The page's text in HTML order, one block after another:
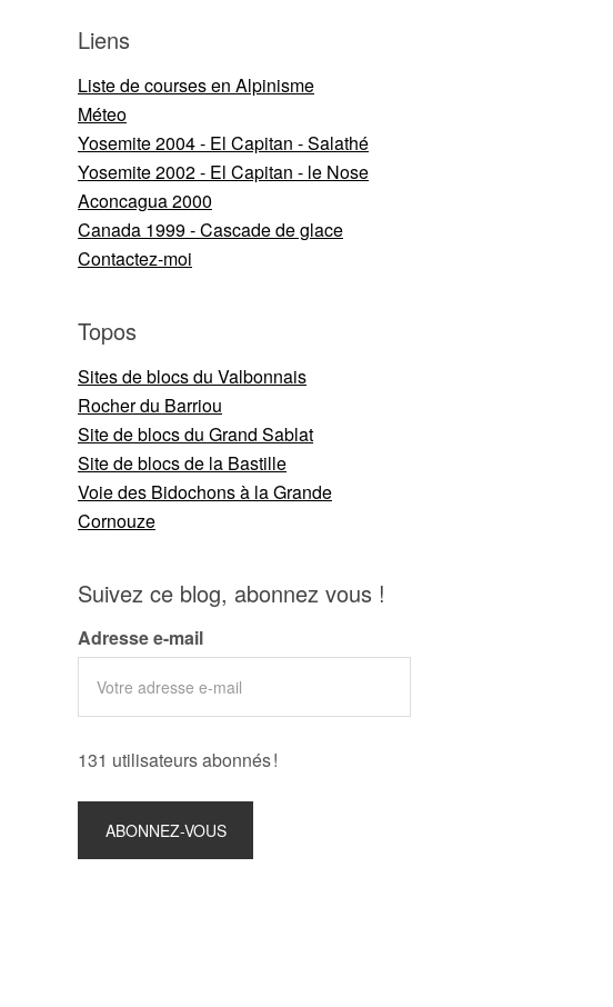
Liens
Liste de courses en Alpinisme
Méteo
Yosemite 2004 - El Capitan - Salathé
Yosemite 2002 - El Capitan - le Nose
Aconcagua 2000
Canada 1999 - Cascade de glace
Contactez-moi
Topos
Sites de blocs du Valbonnais
Rocher du Barriou
Site de blocs du Grand Sablat
Site de blocs de la Bastille
Voie des Bidochons à la Grande
Cornouze
Suivez ce blog, abonnez vous !
Adresse e-mail
131 utilisateurs abonnés !